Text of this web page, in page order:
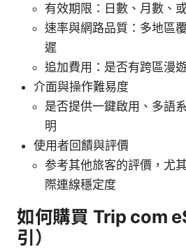
有效期限：日數、月數、
速率與網路品質：多地區
遲
追加費用：是否有跨區漫
介面與操作難易度
是否提供一鍵啟用、多語
明
使用者回饋與評價
参考其他旅客的評價，尤
際連線穩定度
如何購買 Trip com
引）